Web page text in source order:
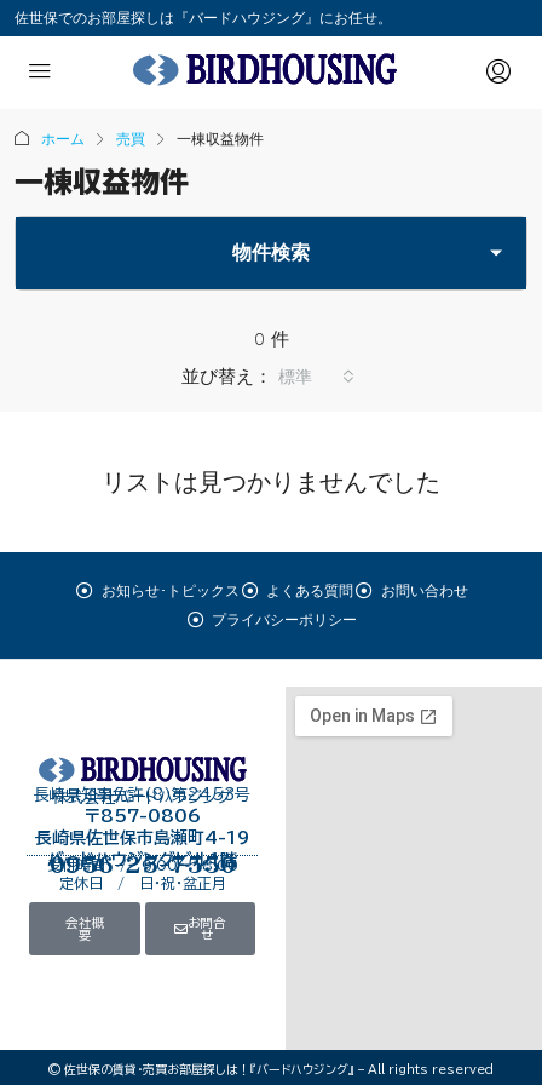
佐世保でのお部屋探しは『バードハウジング』にお任せ。
ホーム 売買 一棟収益物件
一棟収益物件
0 件
並び替え：
標準
リストは見つかりませんでした
物件検索
お知らせ･トピックス よくある質問
お問い合わせ
プライバシーポリシー
長崎県知事免許（8）第2453号
株式会社バードハウジング
〒857-0806
長崎県佐世保市島瀬町4-19
バードハウジングビル１階
0956-25-7550
受付時間 / 9:00～18:00
定休日 / 日・祝・盆正月
会社概
要
お問合
せ
© 佐世保の賃貸･売買お部屋探しは！『バードハウジング』 – All rights reserved